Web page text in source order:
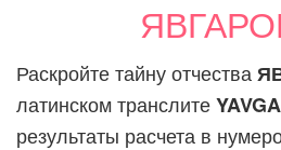
Раскройте тайну отчества
латинском транслите
результаты расчета в